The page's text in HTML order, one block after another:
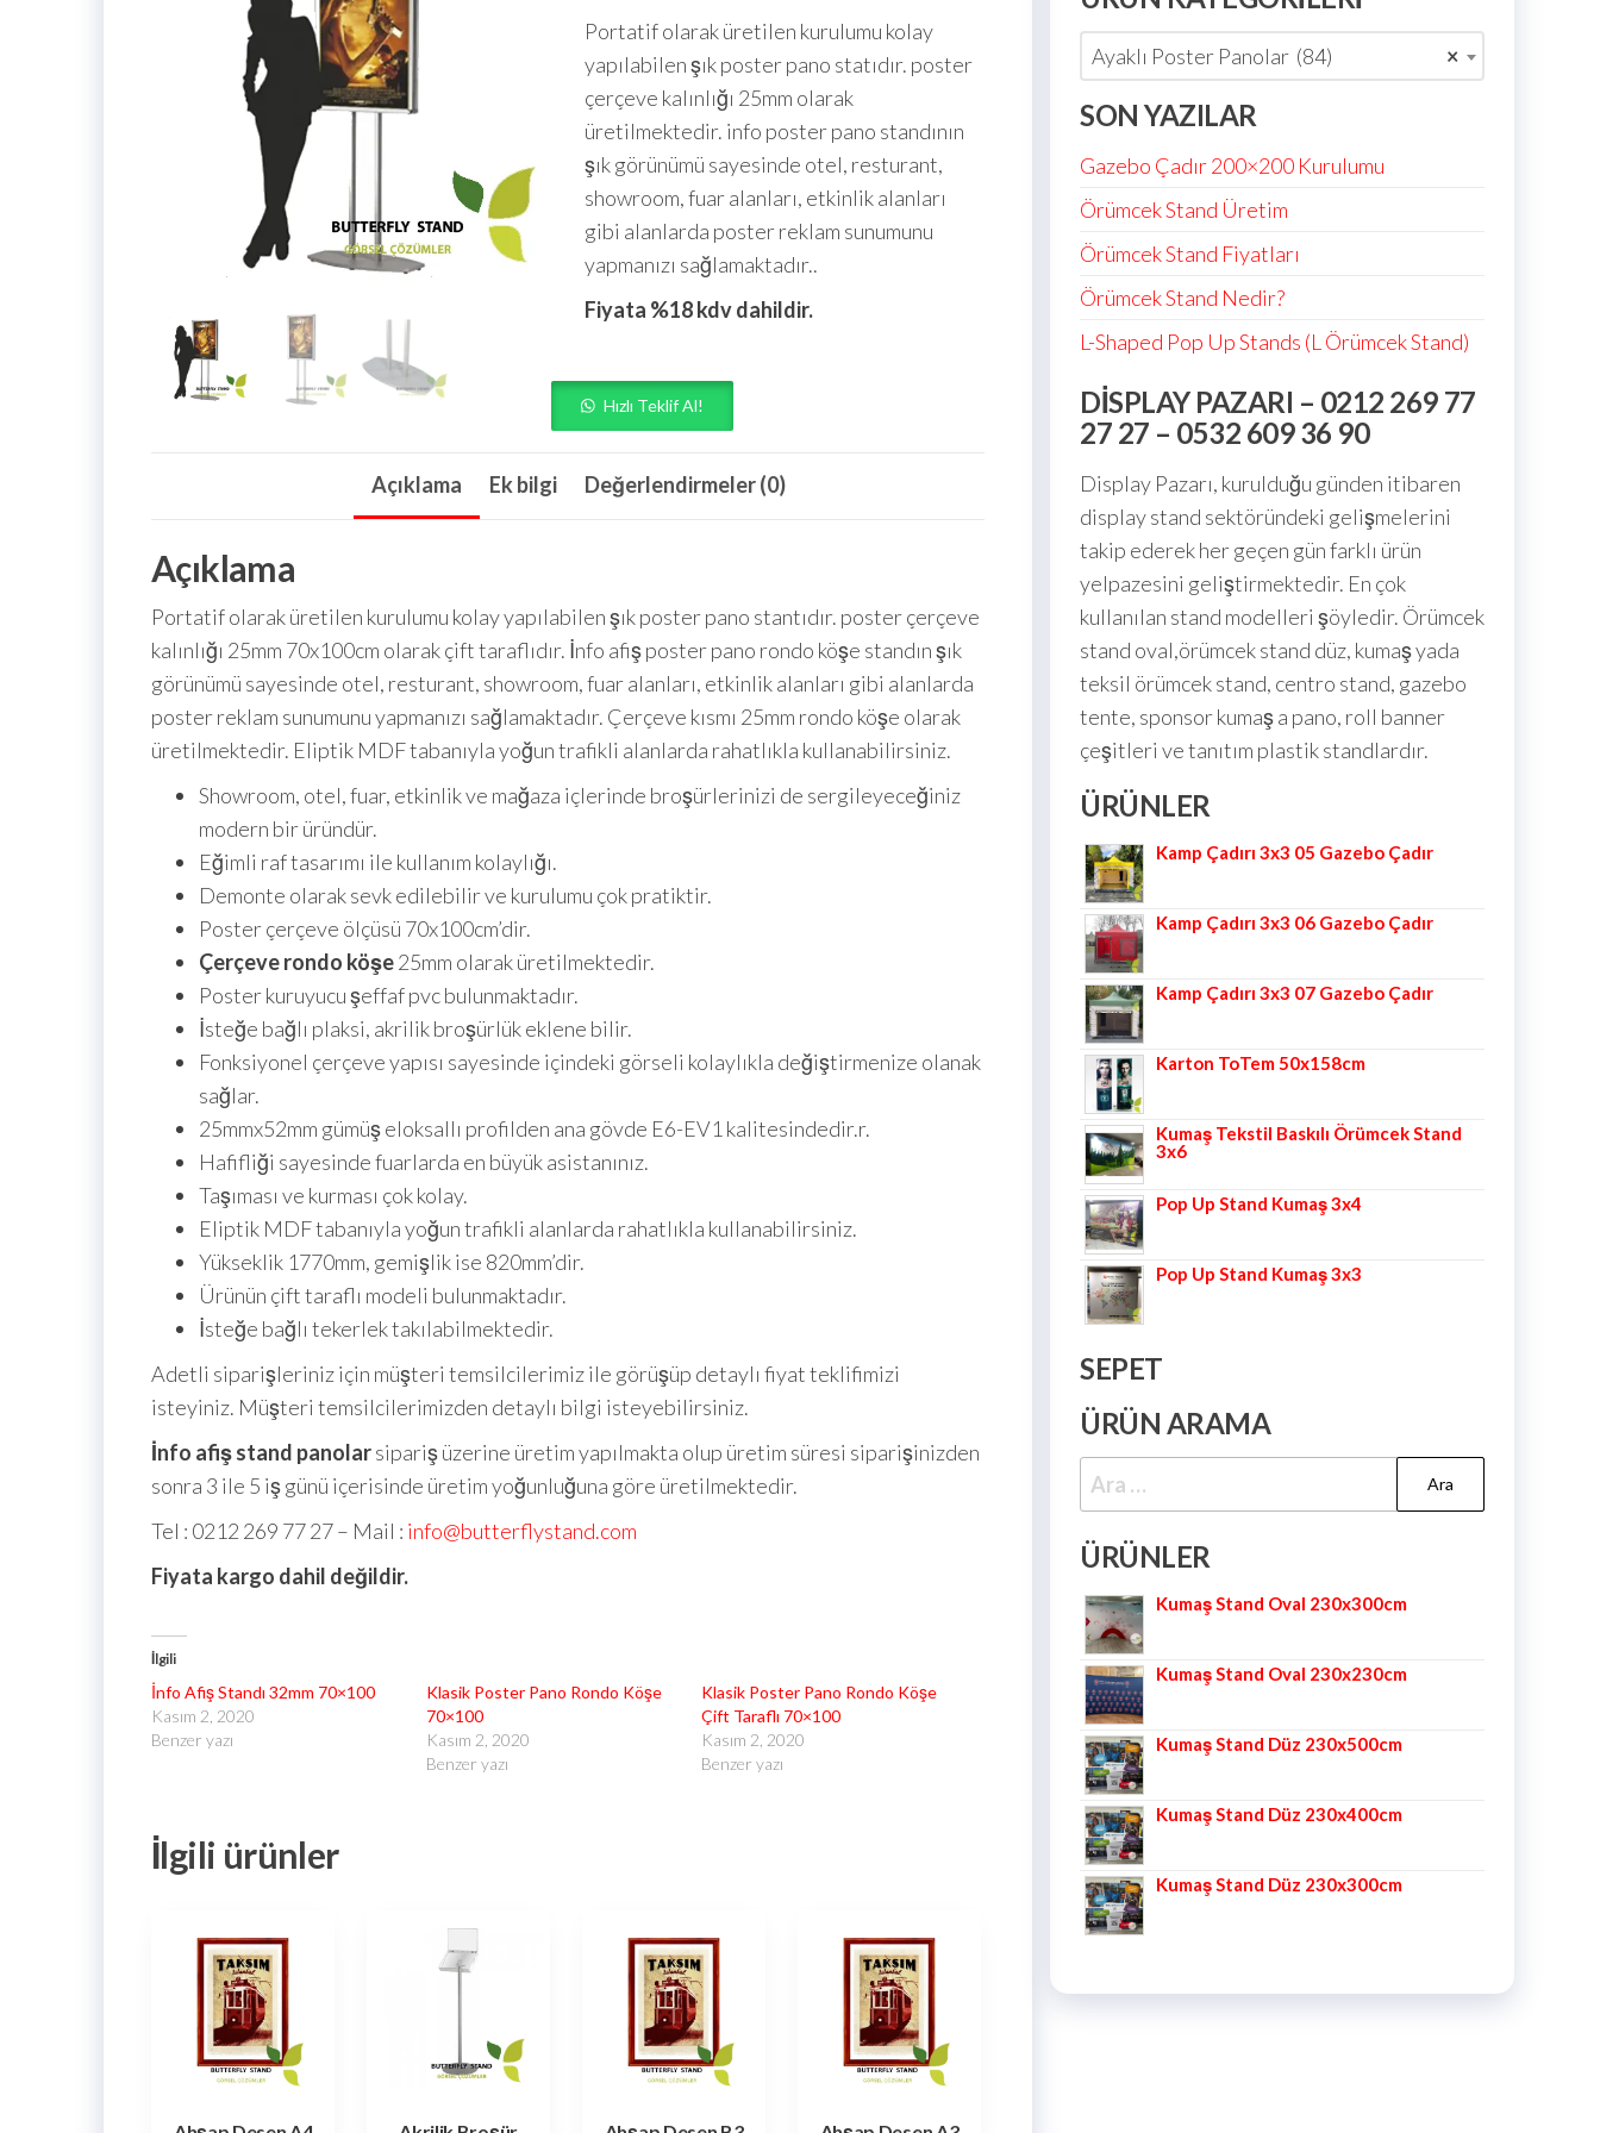
Portatif olarak üretilen kurulumu kolay
yapılabilen şık poster pano statıdır. poster
çerçeve kalınlığı 25mm olarak
üretilmektedir. info poster pano standının
şık görünümü sayesinde otel, resturant,
showroom, fuar alanları, etkinlik alanları
gibi alanlarda poster reklam sunumunu
yapmanızı sağlamaktadır..
Fiyata %18 kdv dahildir.
Hızlı Teklif Al!
Açıklama Ek bilgi Değerlendirmeler (0)
Açıklama
Portatif olarak üretilen kurulumu kolay yapılabilen şık poster pano stantıdır. poster çerçeve
kalınlığı 25mm 70x100cm olarak çift taraflıdır. İnfo afiş poster pano rondo köşe standın şık
görünümü sayesinde otel, resturant, showroom, fuar alanları, etkinlik alanları gibi alanlarda
poster reklam sunumunu yapmanızı sağlamaktadır. Çerçeve kısmı 25mm rondo köşe olarak
üretilmektedir. Eliptik MDF tabanıyla yoğun trafikli alanlarda rahatlıkla kullanabilirsiniz.
Showroom, otel, fuar, etkinlik ve mağaza içlerinde broşürlerinizi de sergileyeceğiniz
modern bir üründür.
Eğimli raf tasarımı ile kullanım kolaylığı.
Demonte olarak sevk edilebilir ve kurulumu çok pratiktir.
Poster çerçeve ölçüsü 70x100cm’dir.
Çerçeve rondo köşe25mm olarak üretilmektedir.
Poster kuruyucu şeffaf pvc bulunmaktadır.
İsteğe bağlı plaksi, akrilik broşürlük eklene bilir.
Fonksiyonel çerçeve yapısı sayesinde içindeki görseli kolaylıkla değiştirmenize olanak
sağlar.
25mmx52mm gümüş eloksallı profilden ana gövde E6-EV1 kalitesindedir.r.
Hafifliği sayesinde fuarlarda en büyük asistanınız.
Taşıması ve kurması çok kolay.
Eliptik MDF tabanıyla yoğun trafikli alanlarda rahatlıkla kullanabilirsiniz.
Yükseklik 1770mm, gemişlik ise 820mm’dir.
Ürünün çift taraflı modeli bulunmaktadır.
İsteğe bağlı tekerlek takılabilmektedir.
Adetli siparişleriniz için müşteri temsilcilerimiz ile görüşüp detaylı fiyat teklifimizi
isteyiniz. Müşteri temsilcilerimizden detaylı bilgi isteyebilirsiniz.
İnfo afiş stand panolarsipariş üzerine üretim yapılmakta olup üretim süresi siparişinizden
sonra 3 ile 5 iş günü içerisinde üretim yoğunluğuna göre üretilmektedir.
Tel : 0212 269 77 27 – Mail : info@butterflystand.com
Fiyata kargo dahil değildir.
İlgili
İnfo Afiş Standı 32mm 70×100
Kasım 2, 2020
Benzer yazı
Klasik Poster Pano Rondo Köşe
70×100
Kasım 2, 2020
Benzer yazı
Klasik Poster Pano Rondo Köşe
Çift Taraflı 70×100
Kasım 2, 2020
Benzer yazı
İlgili ürünler
×
Ayaklı Poster Panolar (84)
SON YAZILAR
Gazebo Çadır 200×200 Kurulumu
Örümcek Stand Üretim
Örümcek Stand Fiyatları
Örümcek Stand Nedir?
L-Shaped Pop Up Stands (L Örümcek Stand)
DISPLAY PAZARI – 0212 269 77
27 27 – 0532 609 36 90
Display Pazarı, kurulduğu günden itibaren
display stand sektöründeki gelişmelerini
takip ederek her geçen gün farklı ürün
yelpazesini geliştirmektedir. En çok
kullanılan stand modelleri şöyledir. Örümcek
stand oval,örümcek stand düz, kumaş yada
teksil örümcek stand, centro stand, gazebo
tente, sponsor kumaş a pano, roll banner
çeşitleri ve tanıtım plastik standlardır.
ÜRÜNLER
Kamp Çadırı 3x3 05 Gazebo Çadır
Kamp Çadırı 3x3 06 Gazebo Çadır
Kamp Çadırı 3x3 07 Gazebo Çadır
Karton ToTem 50x158cm
Kumaş Tekstil Baskılı Örümcek Stand
3x6
Pop Up Stand Kumaş 3x4
Pop Up Stand Kumaş 3x3
SEPET
ÜRÜN ARAMA
ÜRÜNLER
Kumaş Stand Oval 230x300cm
Kumaş Stand Oval 230x230cm
Kumaş Stand Düz 230x500cm
Kumaş Stand Düz 230x400cm
Kumaş Stand Düz 230x300cm